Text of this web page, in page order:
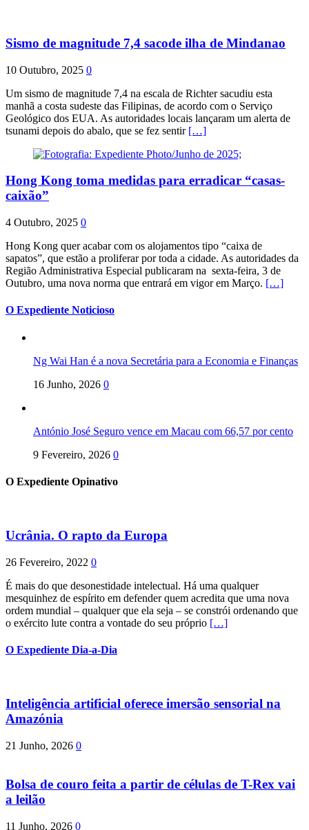
Sismo de magnitude 7,4 sacode ilha de Mindanao
10 Outubro, 2025 0
Um sismo de magnitude 7,4 na escala de Richter sacudiu esta
manhã a costa sudeste das Filipinas, de acordo com o Serviço
Geológico dos EUA. As autoridades locais lançaram um alerta de
tsunami depois do abalo, que se fez sentir […]
Hong Kong toma medidas para erradicar “casas-
caixão”
4 Outubro, 2025 0
Hong Kong quer acabar com os alojamentos tipo “caixa de
sapatos”, que estão a proliferar por toda a cidade. As autoridades da
Região Administrativa Especial publicaram na sexta-feira, 3 de
Outubro, uma nova norma que entrará em vigor em Março. […]
O Expediente Noticioso
Ng Wai Han é a nova Secretária para a Economia e Finanças
16 Junho, 2026 0
António José Seguro vence em Macau com 66,57 por cento
9 Fevereiro, 2026 0
O Expediente Opinativo
Ucrânia. O rapto da Europa
26 Fevereiro, 2022 0
É mais do que desonestidade intelectual. Há uma qualquer
mesquinhez de espírito em defender quem acredita que uma nova
ordem mundial – qualquer que ela seja – se constrói ordenando que
o exército lute contra a vontade do seu próprio […]
O Expediente Dia-a-Dia
Inteligência artificial oferece imersão sensorial na
Amazónia
21 Junho, 2026 0
Bolsa de couro feita a partir de células de T-Rex vai
a leilão
11 Junho, 2026 0